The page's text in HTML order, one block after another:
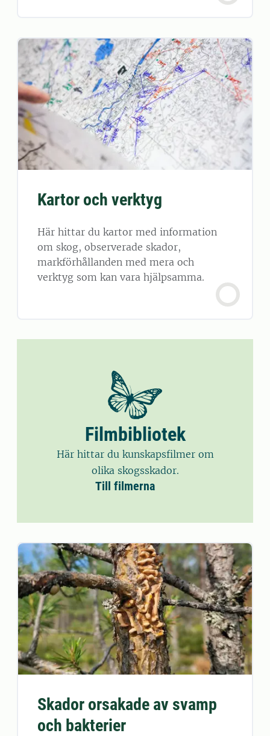
Kartor och verktyg
Här hittar du kartor med information
om skog, observerade skador,
markförhållanden med mera och
verktyg som kan vara hjälpsamma.
Filmbibliotek
Här hittar du kunskapsfilmer om
olika skogsskador.
Till filmerna
Skador orsakade av svamp
och bakterier